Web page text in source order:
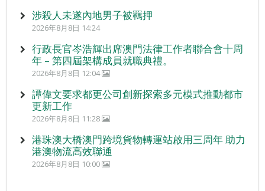
涉殺人未遂內地男子被羈押
2026年8月8日 14:24
行政長官岑浩輝出席澳門法律工作者聯合會十周
年 – 第四屆架構成員就職典禮。
2026年8月8日 12:04
譚偉文要求都更公司創新探索多元模式推動都市
更新工作
2026年8月8日 11:28
港珠澳大橋澳門跨境貨物轉運站啟用三周年 助力
港澳物流高效聯通
2026年8月8日 10:00